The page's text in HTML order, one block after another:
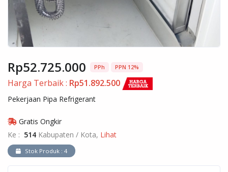
Rp52.725.000 PPh PPN 12%
Harga Terbaik : Rp51.892.500
Pekerjaan Pipa Refrigerant
Gratis Ongkir
Ke : 514 Kabupaten / Kota, Lihat
Stok Produk : 4